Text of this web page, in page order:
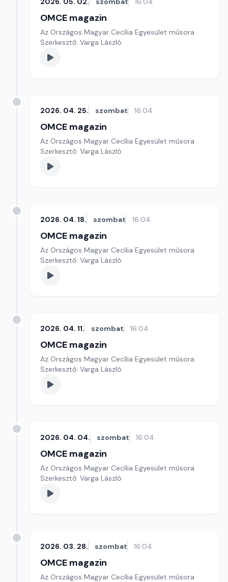
OMCE magazin
Az Országos Magyar Cecília Egyesület műsora
Szerkesztő: Varga László
2026. 04. 25. szombat 16:04
OMCE magazin
Az Országos Magyar Cecília Egyesület műsora
Szerkesztő: Varga László
2026. 04. 18. szombat 16:04
OMCE magazin
Az Országos Magyar Cecília Egyesület műsora
Szerkesztő: Varga László
2026. 04. 11. szombat 16:04
OMCE magazin
Az Országos Magyar Cecília Egyesület műsora
Szerkesztő: Varga László
2026. 04. 04. szombat 16:04
OMCE magazin
Az Országos Magyar Cecília Egyesület műsora
Szerkesztő: Varga László
2026. 03. 28. szombat 16:04
OMCE magazin
Az Országos Magyar Cecília Egyesület műsora